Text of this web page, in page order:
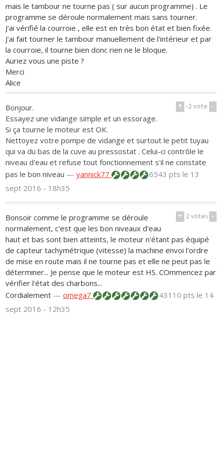
mais le tambour ne tourne pas ( sur aucun programme) . Le
programme se déroule normalement mais sans tourner.
J'ai vérifié la courroie , elle est en très bon état et bien fixée.
J'ai fait tourner le tambour manuellement de l'intérieur et par
la courroie, il tourne bien donc rien ne le bloque.
Auriez vous une piste ?
Merci
Alice
+ -2vote -
Bonjour.
Essayez une vidange simple et un essorage.
Si ça tourne le moteur est OK.
Nettoyez votre pompe de vidange et surtout le petit tuyau
qui va du bas de la cuve au pressostat . Celui-ci contrôle le
niveau d'eau et refuse tout fonctionnement s'il ne constate
pas le bon niveau —yannick77 6543 ptsle 13
sept 2016 - 18h35
+ 2votes -
Bonsoir comme le programme se déroule
normalement, c'est que les bon niveaux d'eau
haut et bas sont bien atteints, le moteur n'étant pas équipé
de capteur tachymétrique (vitesse) la machine envoi l'ordre
de mise en route mais il ne tourne pas et elle ne peut pas le
déterminer... Je pense que le moteur est HS. COmmencez par
vérifier l'état des charbons...
Cordialement —omega7 43110 ptsle 14
sept 2016 - 12h35